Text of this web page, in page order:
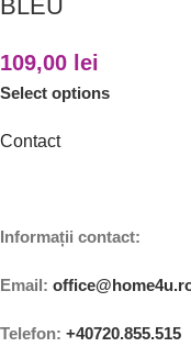
BLEU
109,00 lei
Select options
Contact
Informații contact:
Email:
Telefon: +40720.855.515